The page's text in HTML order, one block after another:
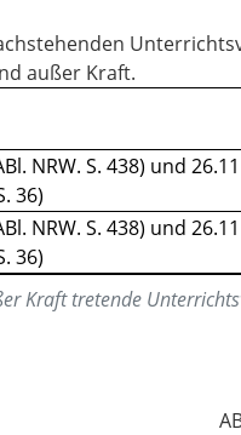
außer Kraft.
NRW. S. 438) und
36)
NRW. S. 438) und
36)
Kraft tretende